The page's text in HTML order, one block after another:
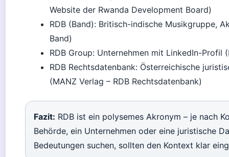
Website der Rwanda Development Board)
RDB (Band): Britisch-indische Musikgruppe,
Band)
RDB Group: Unternehmen mit LinkedIn-Profil
RDB Rechtsdatenbank: Österreichische
(MANZ Verlag – RDB Rechtsdatenbank)
Fazit: RDB ist ein polysemes Akronym – je nach
Behörde, ein Unternehmen oder eine juristische
Bedeutungen suchen, sollten den Kontext klar